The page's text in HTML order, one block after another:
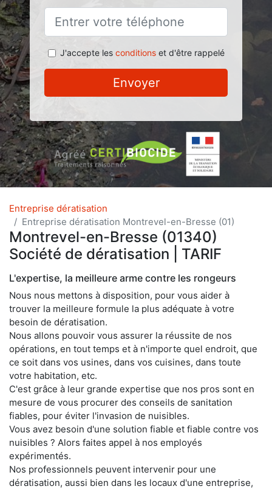
J'accepte les conditionset d'être rappelé
Envoyer
Entreprise dératisation
Entreprise dératisation Montrevel-en-Bresse (01)
Montrevel-en-Bresse (01340)
Société de dératisation | TARIF
L'expertise, la meilleure arme contre les rongeurs
Nous nous mettons à disposition, pour vous aider à
trouver la meilleure formule la plus adéquate à votre
besoin de dératisation.
Nous allons pouvoir vous assurer la réussite de nos
opérations, en tout temps et à n'importe quel endroit, que
ce soit dans vos usines, dans vos cuisines, dans toute
votre habitation, etc.
C'est grâce à leur grande expertise que nos pros sont en
mesure de vous procurer des conseils de sanitation
fiables, pour éviter l'invasion de nuisibles.
Vous avez besoin d'une solution fiable et fiable contre vos
nuisibles ? Alors faites appel à nos employés
expérimentés.
Nos professionnels peuvent intervenir pour une
dératisation, aussi bien dans les locaux d'une entreprise,